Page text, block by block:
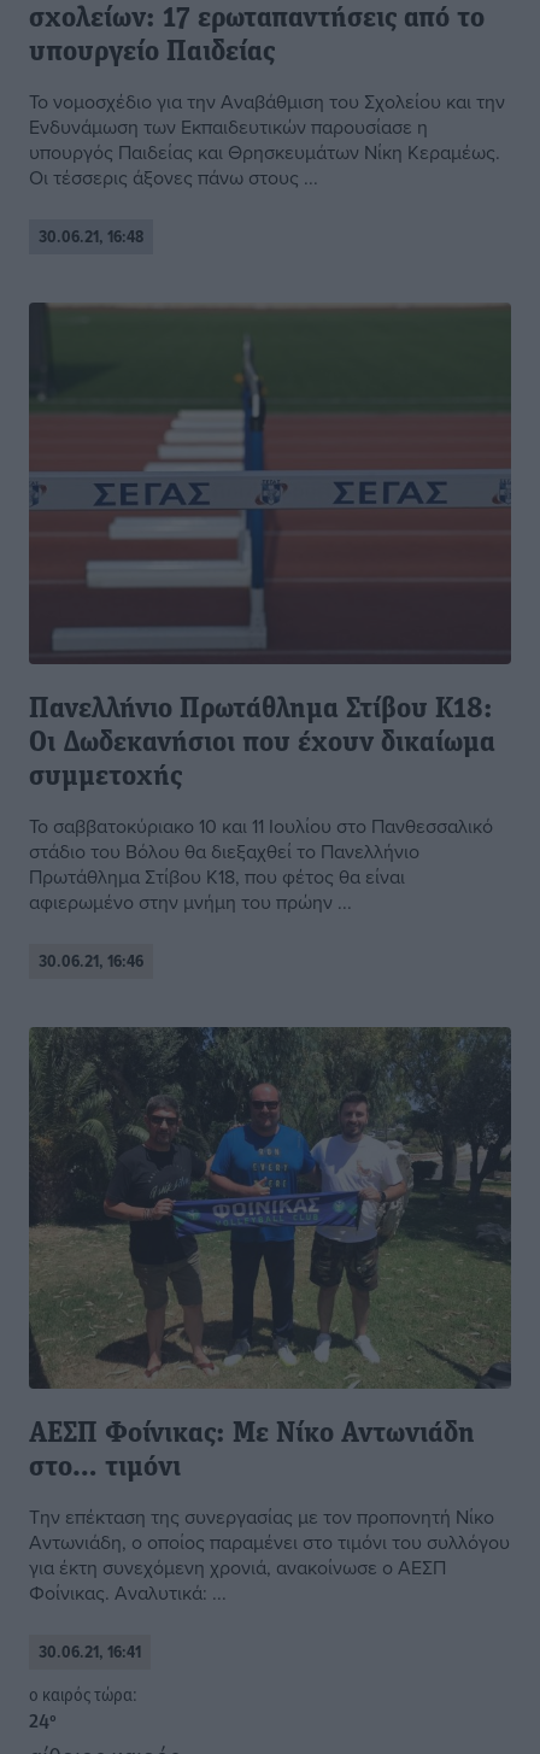
σχολείων: 17 ερωταπαντήσεις από το
υπουργείο Παιδείας
Το νομοσχέδιο για την Αναβάθμιση του Σχολείου και την
Ενδυνάμωση των Εκπαιδευτικών παρουσίασε η
υπουργός Παιδείας και Θρησκευμάτων Νίκη Κεραμέως.
Οι τέσσερις άξονες πάνω στους ...
30.06.21, 16:48
Πανελλήνιο Πρωτάθλημα Στίβου Κ18:
Οι Δωδεκανήσιοι που έχουν δικαίωμα
συμμετοχής
Το σαββατοκύριακο 10 και 11 Ιουλίου στο Πανθεσσαλικό
στάδιο του Βόλου θα διεξαχθεί το Πανελλήνιο
Πρωτάθλημα Στίβου Κ18, που φέτος θα είναι
αφιερωμένο στην μνήμη του πρώην ...
30.06.21, 16:46
ΑΕΣΠ Φοίνικας: Με Νίκο Αντωνιάδη
στο… τιμόνι
Την επέκταση της συνεργασίας με τον προπονητή Νίκο
Αντωνιάδη, ο οποίος παραμένει στο τιμόνι του συλλόγου
για έκτη συνεχόμενη χρονιά, ανακοίνωσε ο ΑΕΣΠ
Φοίνικας. Αναλυτικά: ...
30.06.21, 16:41
o καιρός τώρα:
24°